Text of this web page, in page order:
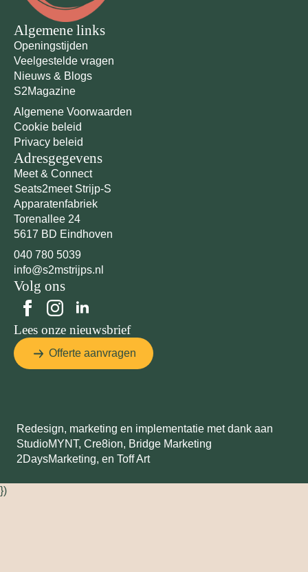
Algemene links
Openingstijden
Veelgestelde vragen
Nieuws & Blogs
S2Magazine
Algemene Voorwaarden
Cookie beleid
Privacy beleid
Adresgegevens
Meet & Connect
Seats2meet Strijp-S
Apparatenfabriek
Torenallee 24
5617 BD Eindhoven
040 780 5039
info@s2mstrijps.nl
Volg ons
Lees onze nieuwsbrief
Offerte aanvragen
Redesign, marketing en implementatie met dank aan
StudioMYNT, Cre8ion, Bridge Marketing
2DaysMarketing, en Toff Art
})